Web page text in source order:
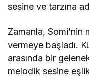
sesine ve tarzına
Zamanla, Somi’nin
vermeye başladı.
arasında bir
melodik sesine